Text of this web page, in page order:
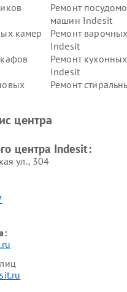
Ремонт
машин Indesit
камер
Ремонт
Indesit
Ремонт
Indesit
Ремонт
Indesit
центра
центра Indesit:
ул., 304